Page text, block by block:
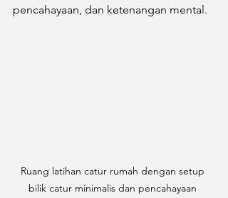
pencahayaan, dan ketenangan mental.
Ruang latihan catur rumah dengan setup
bilik catur minimalis dan pencahayaan